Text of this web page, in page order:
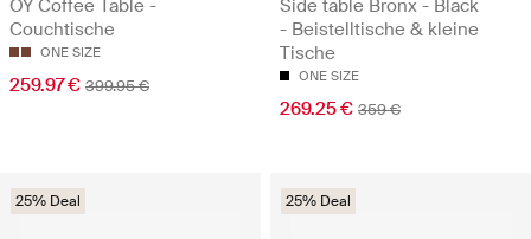
OY Coffee Table -
Couchtische
ONE SIZE
259.97 € 399.95 €
Side table Bronx - Black
- Beistelltische & kleine
Tische
ONE SIZE
269.25 € 359 €
25% Deal 25% Deal